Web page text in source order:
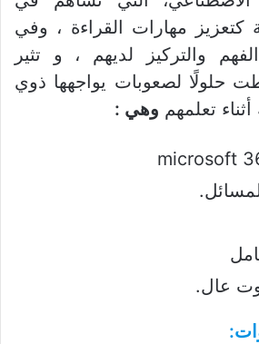
كتعزيز مهارات القراءة ، وفي
والتركيز لديهم ، و تثير
حلولًا لصعوبات يواجهها ذوي
تعلمهم وهي :